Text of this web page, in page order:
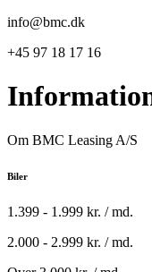
info@bmc.dk
+45 97 18 17 16
Om BMC Leasing A/S
Biler
1.399 - 1.999 kr. / md.
2.000 - 2.999 kr. / md.